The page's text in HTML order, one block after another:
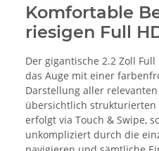
Komfortable
riesigen Full
Der gigantische 2.2 Zoll
das Auge mit einer
Darstellung aller
übersichtlich strukturierten
erfolgt via Touch & Swipe,
unkompliziert durch die